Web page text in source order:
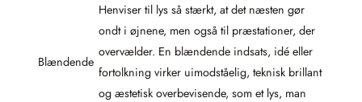
Blændende
Henviser til lys så stærkt, at det næsten gør
ondt i øjnene, men også til præstationer, der
overvælder. En blændende indsats, idé eller
fortolkning virker uimodståelig, teknisk brillant
og æstetisk overbevisende, som et lys, man